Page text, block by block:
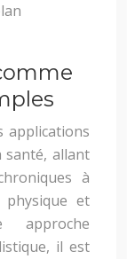
applications
santé, allant
à
physique et
approche
il est